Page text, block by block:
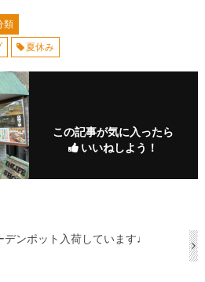
類
夏休み
この記事が気に入ったら
いいねしよう！
デンポット入荷しています♩